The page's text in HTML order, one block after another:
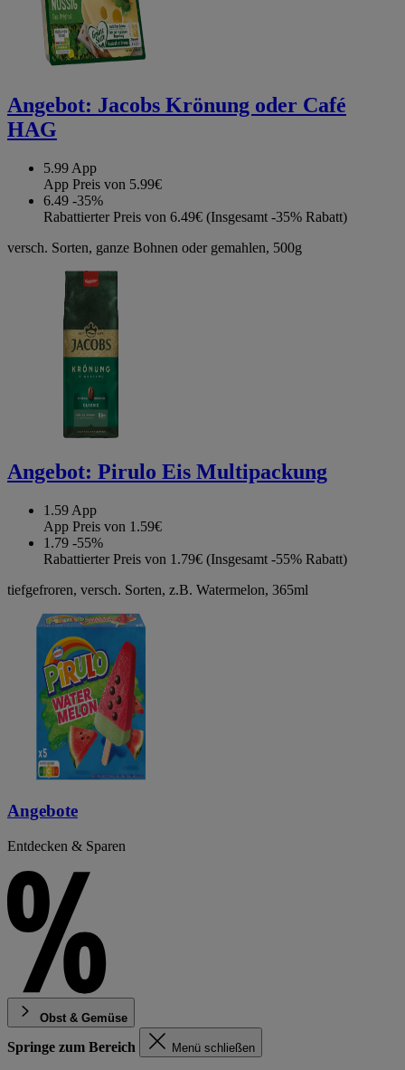
Angebot: Jacobs Krönung oder Café
HAG
5.99 App
App Preis von 5.99€
6.49 -35%
Rabattierter Preis von 6.49€ (Insgesamt -35% Rabatt)
versch. Sorten, ganze Bohnen oder gemahlen, 500g
Angebot: Pirulo Eis Multipackung
1.59 App
App Preis von 1.59€
1.79 -55%
Rabattierter Preis von 1.79€ (Insgesamt -55% Rabatt)
tiefgefroren, versch. Sorten, z.B. Watermelon, 365ml
Angebote
Entdecken & Sparen
Obst & Gemüse
Springe zum Bereich Menü schließen